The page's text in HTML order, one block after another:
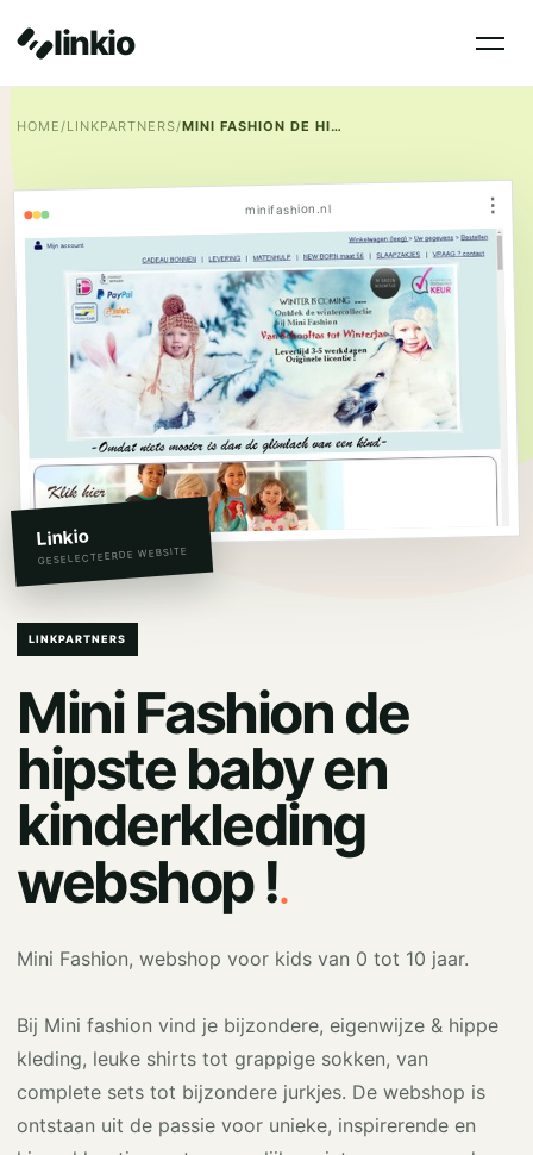
linkio
HOME/LINKPARTNERS/ MINI FASHION DE HIPSTE BABY EN KINDERKLEDING WEBSHOP !
minifashion.nl ⋮
Linkio
GESELECTEERDE WEBSITE
LINKPARTNERS
Mini Fashion de
hipste baby en
kinderkleding
webshop !.
Mini Fashion, webshop voor kids van 0 tot 10 jaar.
Bij Mini fashion vind je bijzondere, eigenwijze & hippe
kleding, leuke shirts tot grappige sokken, van
complete sets tot bijzondere jurkjes. De webshop is
ontstaan uit de passie voor unieke, inspirerende en